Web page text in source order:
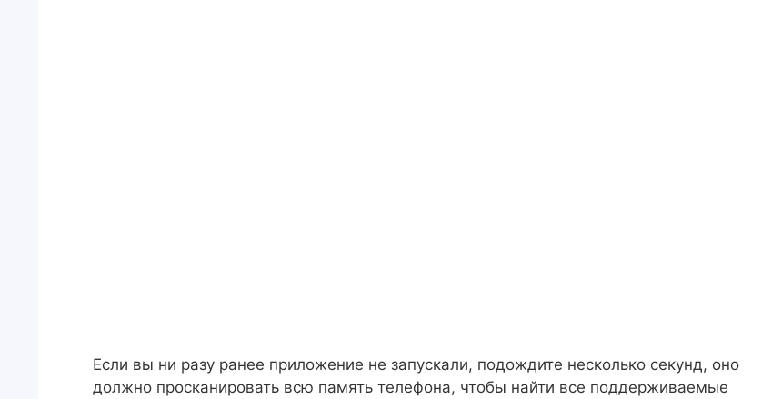
Если вы ни разу ранее приложение не запускали, подождите несколько секунд, оно
должно просканировать всю память телефона, чтобы найти все поддерживаемые